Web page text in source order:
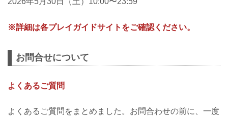
※詳細は各プレイガイドサイトをご確認ください。
お問合せについて
よくあるご質問
よくあるご質問をまとめました。お問合わせの前に、一度